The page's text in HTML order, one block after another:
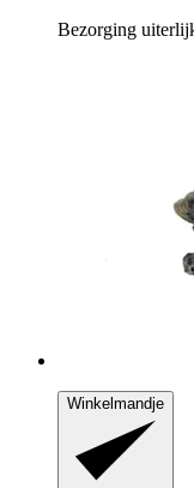
Bezorging
Winkelmandje